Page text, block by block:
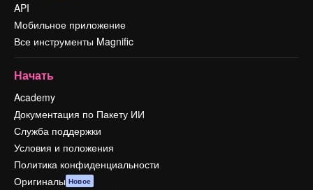
API
Мобильное приложение
Все инструменты Magnific
Начать
Academy
Документация по Пакету ИИ
Служба поддержки
Условия и положения
Политика конфиденциальности
Оригиналы Новое